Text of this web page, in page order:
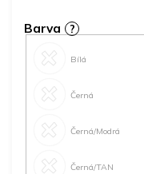
Barva ?
Bílá
Černá
Černá/Modrá
Černá/TAN